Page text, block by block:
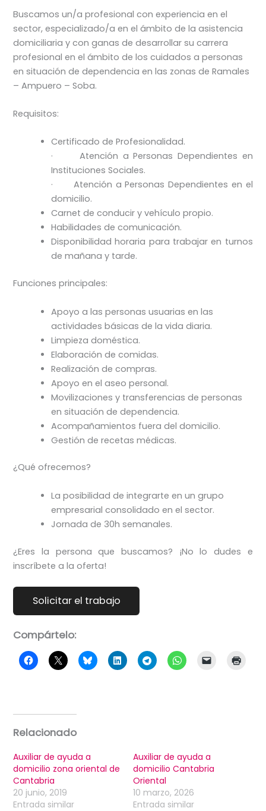
Buscamos un/a profesional con experiencia en el
sector, especializado/a en el ámbito de la asistencia
domiciliaria y con ganas de desarrollar su carrera
profesional en el ámbito de los cuidados a personas
en situación de dependencia en las zonas de Ramales
– Ampuero – Soba.
Requisitos:
Certificado de Profesionalidad.
· Atención a Personas Dependientes en
Instituciones Sociales.
· Atención a Personas Dependientes en el
domicilio.
Carnet de conducir y vehículo propio.
Habilidades de comunicación.
Disponibilidad horaria para trabajar en turnos
de mañana y tarde.
Funciones principales:
Apoyo a las personas usuarias en las
actividades básicas de la vida diaria.
Limpieza doméstica.
Elaboración de comidas.
Realización de compras.
Apoyo en el aseo personal.
Movilizaciones y transferencias de personas
en situación de dependencia.
Acompañamientos fuera del domicilio.
Gestión de recetas médicas.
¿Qué ofrecemos?
La posibilidad de integrarte en un grupo
empresarial consolidado en el sector.
Jornada de 30h semanales.
¿Eres la persona que buscamos? ¡No lo dudes e
inscríbete a la oferta!
Compártelo:
Relacionado
Auxiliar de ayuda a
domicilio zona oriental de
Cantabria
20 junio, 2019
Entrada similar
Auxiliar de ayuda a
domicilio Cantabria
Oriental
10 marzo, 2026
Entrada similar